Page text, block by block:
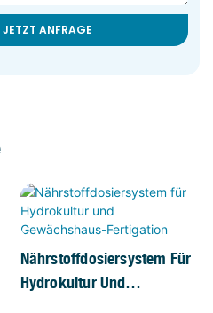
JETZT ANFRAGE
Nährstoffdosiersystem Für
Hydrokultur Und